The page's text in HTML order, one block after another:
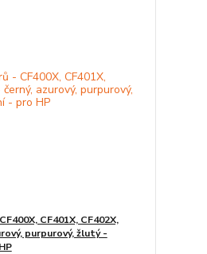
CF401X, CF402X,
purpurový, žlutý -